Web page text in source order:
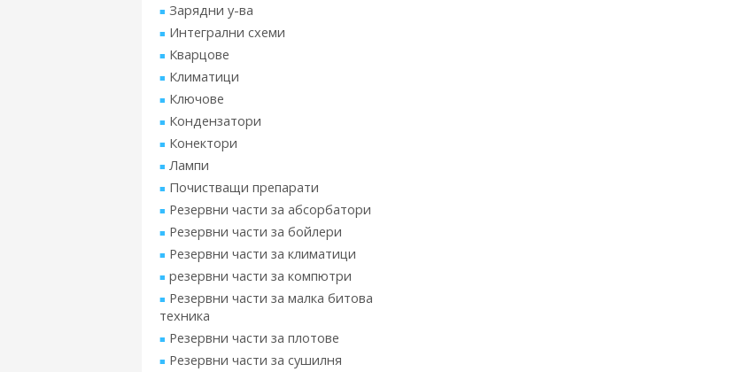
Зарядни у-ва
Интегрални схеми
Кварцове
Климатици
Ключове
Кондензатори
Конектори
Лампи
Почистващи препарати
Резервни части за абсорбатори
Резервни части за бойлери
Резервни части за климатици
резервни части за компютри
Резервни части за малка битова
техника
Резервни части за плотове
Резервни части за сушилня